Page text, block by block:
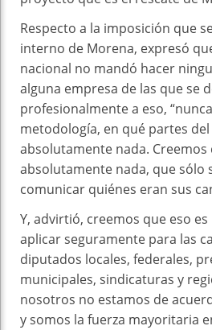
Respecto a la imposición que
interno de Morena, expresó
nacional no mandó hacer
alguna empresa de las que se
profesionalmente a eso,
metodología, en qué partes
absolutamente nada.
absolutamente nada, que sólo
comunicar quiénes eran sus
Y, advirtió, creemos que eso
aplicar seguramente para las
diputados locales, federales,
municipales, sindicaturas y
nosotros no estamos de
y somos la fuerza mayoritaria